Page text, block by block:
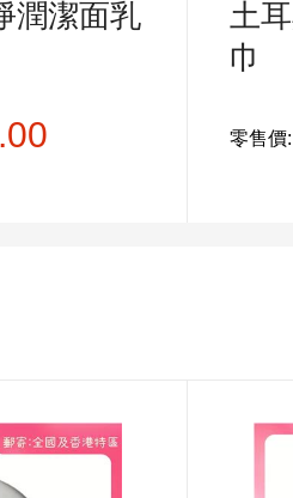
潤潔面乳
土
巾
零售